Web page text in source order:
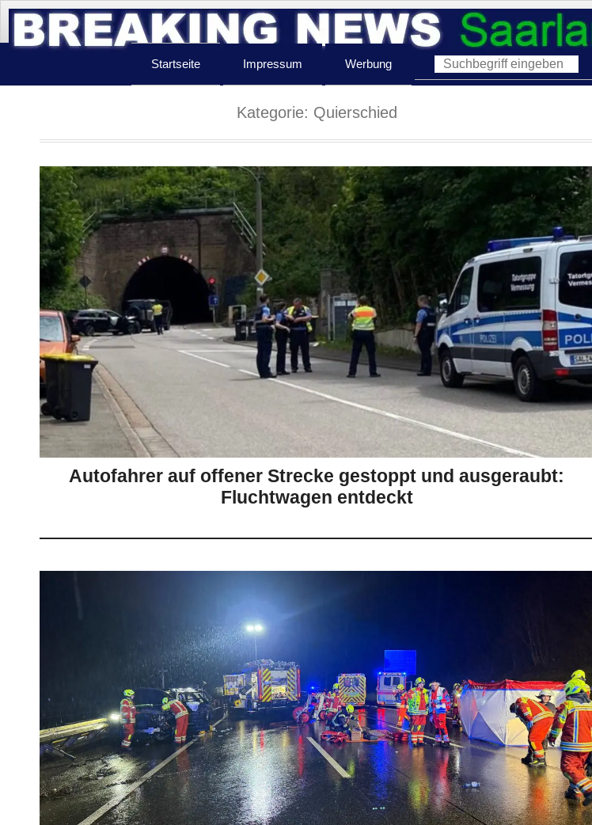
Startseite Impressum Werbung
Kategorie: Quierschied
Autofahrer auf offener Strecke gestoppt und ausgeraubt:
Fluchtwagen entdeckt